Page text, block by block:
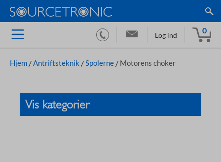
Log ind
0
Hjem /Antriftsteknik /Spolerne / Motorens choker
Vis kategorier